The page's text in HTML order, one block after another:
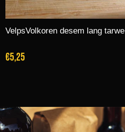
VelpsVolkoren desem lang tarwe
€5,25